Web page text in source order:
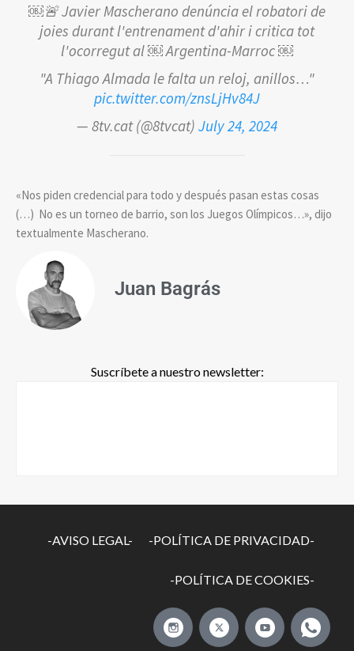
￼🚨 Javier Mascherano denúncia el robatori de
joies durant l'entrenament d'ahir i critica tot
l'ocorregut al ￼ Argentina-Marroc ￼
"A Thiago Almada le falta un reloj, anillos…"
pic.twitter.com/znsLjHv84J
— 8tv.cat (@8tvcat) July 24, 2024
«Nos piden credencial para todo y después pasan estas cosas
(…) No es un torneo de barrio, son los Juegos Olímpicos…», dijo
textualmente Mascherano.
Juan Bagrás
Suscríbete a nuestro newsletter:
-AVISO LEGAL- -POLÍTICA DE PRIVACIDAD-
-POLÍTICA DE COOKIES-